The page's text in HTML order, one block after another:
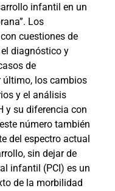
infantil en un
Los
cuestiones de
diagnóstico y
de
último, los cambios
y el análisis
y su diferencia con
número también
del espectro actual
sin dejar de
infantil (PCI) es un
de la morbilidad